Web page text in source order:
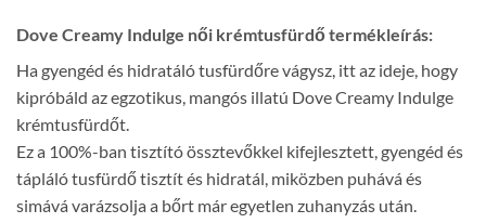
Dove Creamy Indulge női krémtusfürdő termékleírás:
Ha gyengéd és hidratáló tusfürdőre vágysz, itt az ideje, hogy
kipróbáld az egzotikus, mangós illatú Dove Creamy Indulge
krémtusfürdőt.
Ez a 100%-ban tisztító össztevőkkel kifejlesztett, gyengéd és
tápláló tusfürdő tisztít és hidratál, miközben puhává és
simává varázsolja a bőrt már egyetlen zuhanyzás után.